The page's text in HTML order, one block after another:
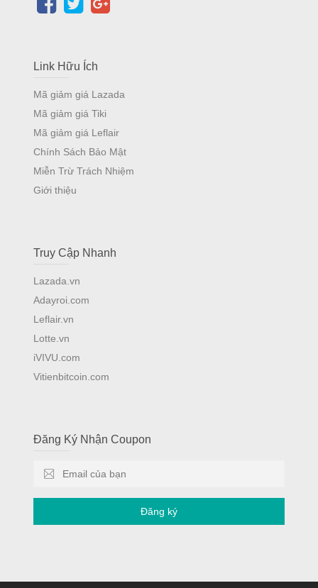
Link Hữu Ích
Mã giảm giá Lazada
Mã giảm giá Tiki
Mã giảm giá Leflair
Chính Sách Bảo Mật
Miễn Trừ Trách Nhiệm
Giới thiệu
Truy Cập Nhanh
Lazada.vn
Adayroi.com
Leflair.vn
Lotte.vn
iVIVU.com
Vitienbitcoin.com
Đăng Ký Nhận Coupon
Đăng ký